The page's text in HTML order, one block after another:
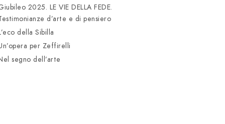
2025. LE VIE DELLA FEDE.
d’arte e di pensiero
della Sibilla
per Zeffirelli
segno dell’arte